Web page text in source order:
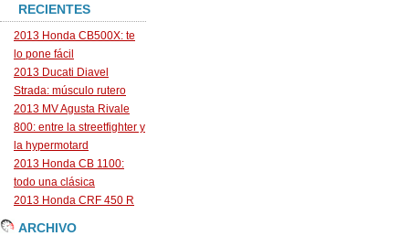
RECIENTES
2013 Honda CB500X: te
lo pone fácil
2013 Ducati Diavel
Strada: músculo rutero
2013 MV Agusta Rivale
800: entre la streetfighter y
la hypermotard
2013 Honda CB 1100:
todo una clásica
2013 Honda CRF 450 R
ARCHIVO